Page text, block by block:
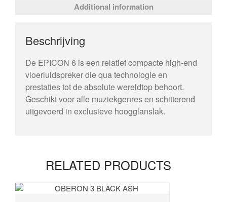
Additional information
Beschrijving
De EPICON 6 is een relatief compacte high-end
vloerluidspreker die qua technologie en
prestaties tot de absolute wereldtop behoort.
Geschikt voor alle muziekgenres en schitterend
uitgevoerd in exclusieve hoogglanslak.
RELATED PRODUCTS